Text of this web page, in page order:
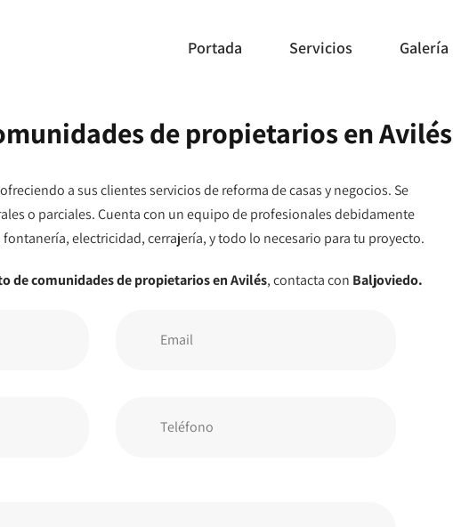
Portada Servicios Galería
de propietarios en Avilés
a sus clientes servicios de reforma de casas y negocios. Se
o parciales. Cuenta con un equipo de profesionales debidamente
electricidad, cerrajería, y todo lo necesario para tu proyecto.
de comunidades de propietarios en Avilés, contacta con Baljoviedo.